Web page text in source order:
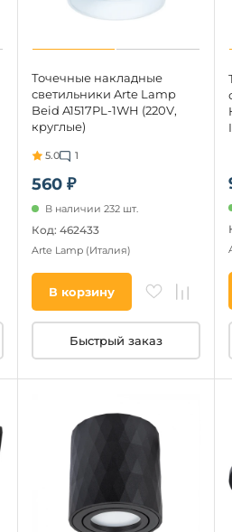
560 ₽
Точечные накладные
светильники Arte Lamp
Beid A1517PL-1WH (220V,
круглые)
5.0 1
В наличии 232 шт.
Код: 462433
Arte Lamp (Италия)
В корзину
Быстрый заказ